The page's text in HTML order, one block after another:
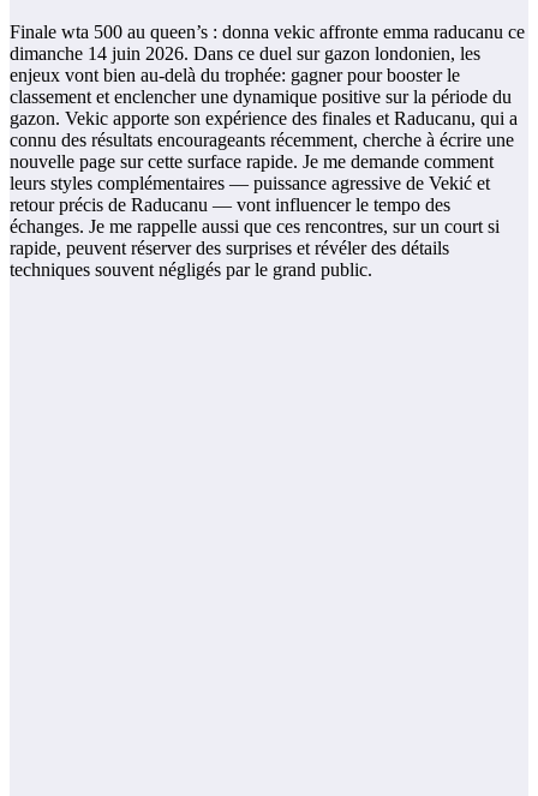
Finale wta 500 au queen’s : donna vekic affronte emma raducanu ce
dimanche 14 juin 2026. Dans ce duel sur gazon londonien, les
enjeux vont bien au-delà du trophée: gagner pour booster le
classement et enclencher une dynamique positive sur la période du
gazon. Vekic apporte son expérience des finales et Raducanu, qui a
connu des résultats encourageants récemment, cherche à écrire une
nouvelle page sur cette surface rapide. Je me demande comment
leurs styles complémentaires — puissance agressive de Vekić et
retour précis de Raducanu — vont influencer le tempo des
échanges. Je me rappelle aussi que ces rencontres, sur un court si
rapide, peuvent réserver des surprises et révéler des détails
techniques souvent négligés par le grand public.